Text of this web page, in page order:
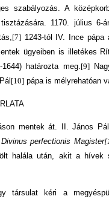
szabályozás. A
1170. július
[7]1243-tól IV. Ince pápa
ügyeiben is illetékes
határozta meg.[9]
[10] pápa is mélyrehatóan
men­tek át. II. János
Divinus perfectionis Magister
halá­la után, akit a hívek
társulat kéri a